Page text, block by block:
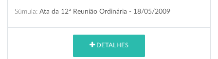
Súmula: Ata da 12ª Reunião Ordinária - 18/05/2009
DETALHES